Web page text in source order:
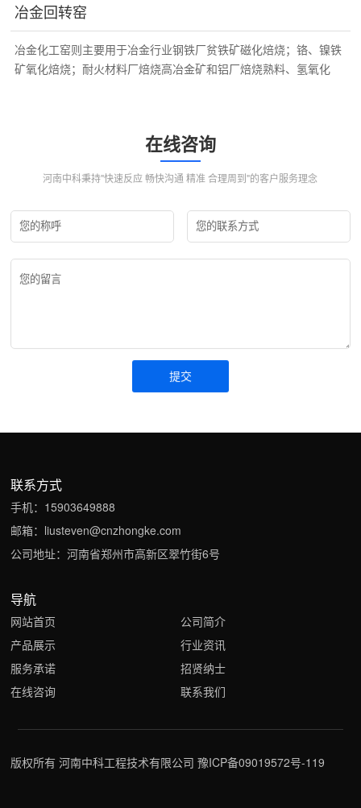
冶金回转窑
冶金化工窑则主要用于冶金行业钢铁厂贫铁矿磁化焙烧；铬、镍铁
矿氧化焙烧；耐火材料厂焙烧高冶金矿和铝厂焙烧熟料、氢氧化
在线咨询
河南中科秉持"快速反应 畅快沟通 精准 合理周到"的客户服务理念
联系方式
手机： 15903649888
邮箱： liusteven@cnzhongke.com
公司地址：河南省郑州市高新区翠竹街6号
导航
网站首页
公司简介
产品展示
行业资讯
服务承诺
招贤纳士
在线咨询
联系我们
版权所有 河南中科工程技术有限公司豫ICP备09019572号-119